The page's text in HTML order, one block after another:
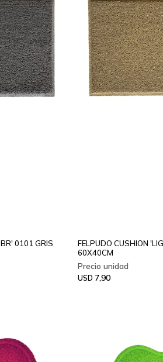
0101 GRIS
FELPUDO CUSHION
60X40CM
USD 7,90